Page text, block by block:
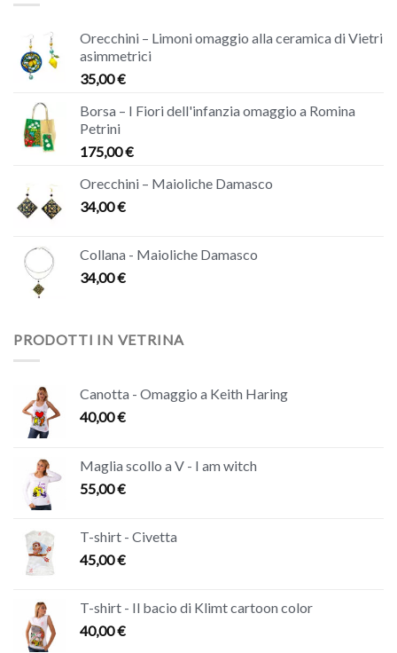
Orecchini – Limoni omaggio alla ceramica di Vietri
asimmetrici
35,00€
Borsa – I Fiori dell'infanzia omaggio a Romina
Petrini
175,00€
Orecchini – Maioliche Damasco
34,00€
Collana - Maioliche Damasco
34,00€
PRODOTTI IN VETRINA
Canotta - Omaggio a Keith Haring
40,00€
Maglia scollo a V - I am witch
55,00€
T-shirt - Civetta
45,00€
T-shirt - Il bacio di Klimt cartoon color
40,00€